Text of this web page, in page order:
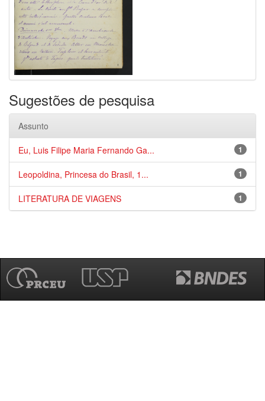
Sugestões de pesquisa
Assunto
1
Eu, Luis Filipe Maria Fernando Ga...
1
Leopoldina, Princesa do Brasil, 1...
1
LITERATURA DE VIAGENS